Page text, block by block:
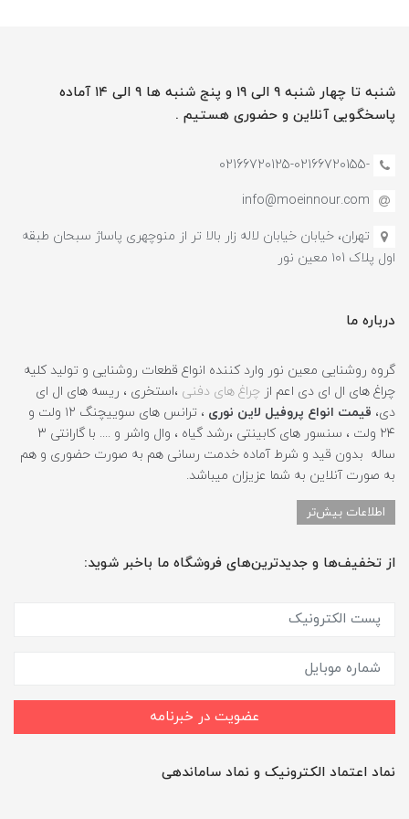
شنبه تا چهار شنبه ۹ الی ۱۹ و پنج شنبه ها ۹ الی ۱۴ آماده
پاسخگویی آنلاین و حضوری هستیم .
-02166720125-02166720155
info@moeinnour.com
تهران، خیابان خیابان لاله زار بالا تر از منوچهری پاساژ سبحان طبقه
اول پلاک ۱۰1 معین نور
درباره ما
گروه روشنایی معین نور وارد کننده انواع قطعات روشنایی و تولید کلیه
چراغ های ال ای دی اعم از چراغ های دفنی ،استخری ، ریسه های ال ای
دی، قیمت انواع پروفیل لاین نوری
، ترانس های سوییچنگ ۱۲ ولت و
۲۴ ولت ، سنسور های کابینتی ،رشد گیاه ، وال واشر و .... با گارانتی ۳
ساله بدون قید و شرط آماده خدمت رسانی هم به صورت حضوری و هم
به صورت آنلاین به شما عزیزان میباشد.
اطلاعات بیش‌تر
از تخفیف‌ها و جدیدترین‌های فروشگاه ما باخبر شوید:
عضویت در خبرنامه
نماد اعتماد الکترونیک و نماد ساماندهی